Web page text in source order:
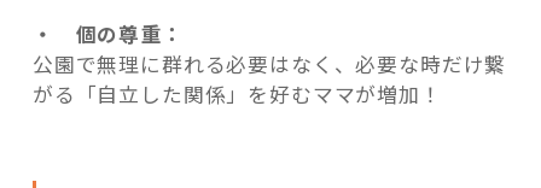
・ 個の尊重：
公園で無理に群れる必要はなく、必要な時だけ繋
がる「自立した関係」を好むママが増加！